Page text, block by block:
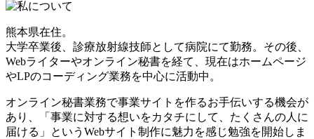
熊本県在住。
大学卒業後、診療放射線技師として病院にて勤務。その後、
Webライターやオンライン秘書を経て、現在はホームページ
やLPのコーディング業務を中心に活動中。
オンライン秘書業務で事業サイトを作るお手伝いする機会が
あり、「事業に対する想いをカタチにして、たくさんの人に
届ける」というWebサイト制作に魅力を感じ勉強を開始しま